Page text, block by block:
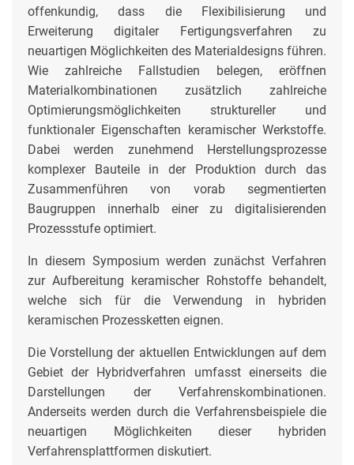
offenkundig, dass die Flexibilisierung und
Erweiterung digitaler Fertigungsverfahren zu
neuartigen Möglichkeiten des Materialdesigns führen.
Wie zahlreiche Fallstudien belegen, eröffnen
Materialkombinationen zusätzlich zahlreiche
Optimierungsmöglichkeiten struktureller und
funktionaler Eigenschaften keramischer Werkstoffe.
Dabei werden zunehmend Herstellungsprozesse
komplexer Bauteile in der Produktion durch das
Zusammenführen von vorab segmentierten
Baugruppen innerhalb einer zu digitalisierenden
Prozessstufe optimiert.
In diesem Symposium werden zunächst Verfahren
zur Aufbereitung keramischer Rohstoffe behandelt,
welche sich für die Verwendung in hybriden
keramischen Prozessketten eignen.
Die Vorstellung der aktuellen Entwicklungen auf dem
Gebiet der Hybridverfahren umfasst einerseits die
Darstellungen der Verfahrenskombinationen.
Anderseits werden durch die Verfahrensbeispiele die
neuartigen Möglichkeiten dieser hybriden
Verfahrensplattformen diskutiert.